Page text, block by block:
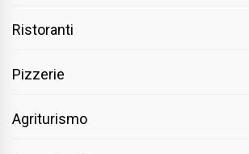
Ristoranti
Pizzerie
Agriturismo